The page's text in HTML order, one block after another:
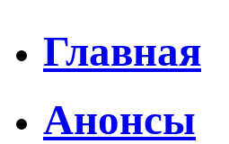
Главная
Анонсы